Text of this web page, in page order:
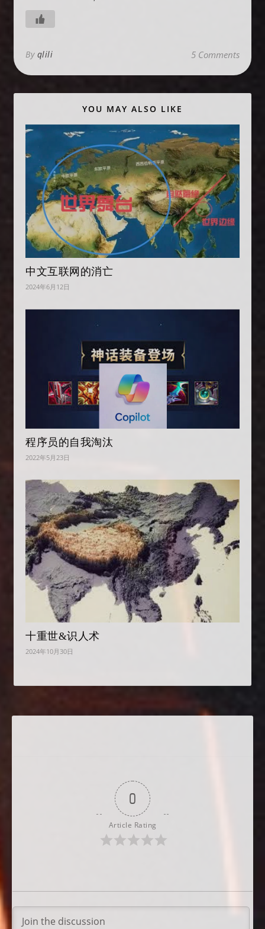
By qlili 5 Comments
YOU MAY ALSO LIKE
中文互联网的消亡
2024年6月12日
程序员的自我淘汰
2022年5月23日
十重世&识人术
2024年10月30日
0
Article Rating